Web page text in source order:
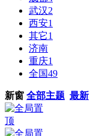
武汉2
西安1
其它1
济南
重庆1
全国49
新窗 全部主题 最新